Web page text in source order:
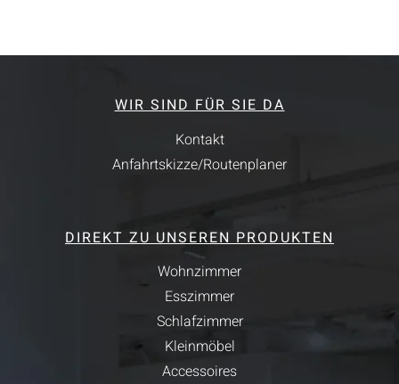
WIR SIND FÜR SIE DA
Kontakt
Anfahrtskizze/Routenplaner
DIREKT ZU UNSEREN PRODUKTEN
Wohnzimmer
Esszimmer
Schlafzimmer
Kleinmöbel
Accessoires